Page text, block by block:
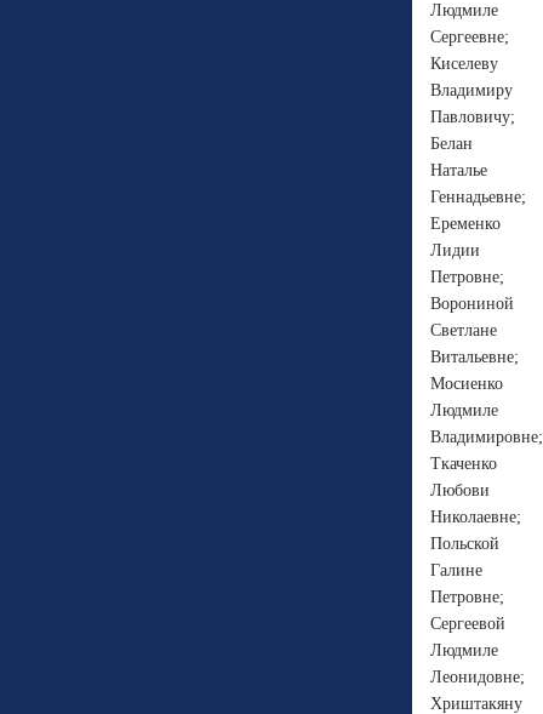
Людмиле
Сергеевне;
Киселеву
Владимиру
Павловичу;
Белан
Наталье
Геннадьевне;
Еременко
Лидии
Петровне;
Ворониной
Светлане
Витальевне;
Мосиенко
Людмиле
Владимировне;
Ткаченко
Любови
Николаевне;
Польской
Галине
Петровне;
Сергеевой
Людмиле
Леонидовне;
Хриштакяну